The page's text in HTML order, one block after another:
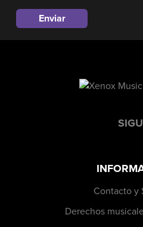
Contacto y
Derechos